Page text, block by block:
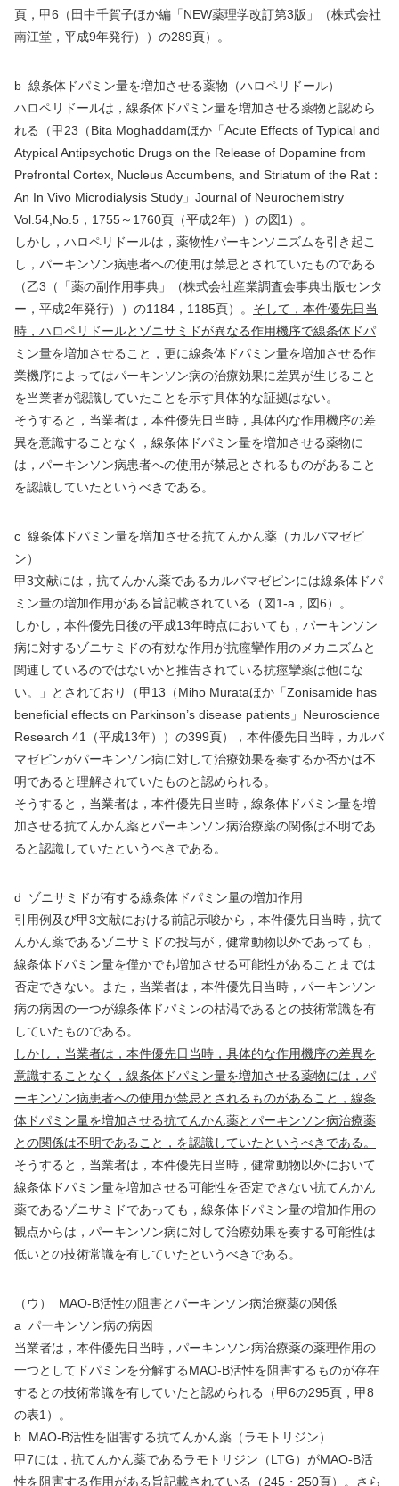
頁，甲6 （田中千賀子ほか編「NEW薬理学改訂第3版」（株式会社
南江堂，平成9年発行））の289頁）。
b 線条体ドパミン量を増加させる薬物（ハロペリドール）
ハロペリドールは，線条体ドパミン量を増加させる薬物と認めら
れる（甲23 （Bita Moghaddamほか「Acute Effects of Typical and
Atypical Antipsychotic Drugs on the Release of Dopamine from
Prefrontal Cortex, Nucleus Accumbens, and Striatum of the Rat ：
An In Vivo Microdialysis Study 」 Journal of Neurochemistry
Vol.54,No.5 ， 1755～ 1760頁（平成2年））の図1 ）。
しかし，ハロペリドールは，薬物性パーキンソニズムを引き起こ
し，パーキンソン病患者への使用は禁忌とされていたものである
（乙3 （「薬の副作用事典」（株式会社産業調査会事典出版センタ
ー，平成2年発行））の1184 ， 1185頁）。 そして，本件優先日当
時，ハロペリドールとゾニサミドが異なる作用機序で線条体ドパ
ミン量を増加させること， 更に線条体ドパミン量を増加させる作
業機序によってはパーキンソン病の治療効果に差異が生じること
を当業者が認識していたことを示す具体的な証拠はない。
そうすると，当業者は，本件優先日当時，具体的な作用機序の差
異を意識することなく，線条体ドパミン量を増加させる薬物に
は，パーキンソン病患者への使用が禁忌とされるものがあること
を認識していたというべきである。
c 線条体ドパミン量を増加させる抗てんかん薬（カルバマゼピ
ン）
甲3文献には，抗てんかん薬であるカルバマゼピンには線条体ドパ
ミン量の増加作用がある旨記載されている（図1-a ，図6）。
しかし，本件優先日後の平成13年時点においても，パーキンソン
病に対するゾニサミドの有効な作用が抗痙攣作用のメカニズムと
関連しているのではないかと推告されている抗痙攣薬は他にな
い。」とされており（甲13 （Miho Murataほか「Zonisamide has
beneficial effects on Parkinson’s disease patients 」 Neuroscience
Research 41
（平成13年））の399頁），本件優先日当時，カルバ
マゼピンがパーキンソン病に対して治療効果を奏するか否かは不
明であると理解されていたものと認められる。
そうすると，当業者は，本件優先日当時，線条体ドパミン量を増
加させる抗てんかん薬とパーキンソン病治療薬の関係は不明であ
ると認識していたというべきである。
d ゾニサミドが有する線条体ドパミン量の増加作用
引用例及び甲3文献における前記示唆から，本件優先日当時，抗て
んかん薬であるゾニサミドの投与が，健常動物以外であっても，
線条体ドパミン量を僅かでも増加させる可能性があることまでは
否定できない。また，当業者は，本件優先日当時，パーキンソン
病の病因の一つが線条体ドパミンの枯渇であるとの技術常識を有
していたものである。
しかし，当業者は，本件優先日当時，具体的な作用機序の差異を
意識することなく，線条体ドパミン量を増加させる薬物には，パ
ーキンソン病患者への使用が禁忌とされるものがあること，線条
体ドパミン量を増加させる抗てんかん薬とパーキンソン病治療薬
との関係は不明であること，を認識していたというべきである。
そうすると，当業者は，本件優先日当時，健常動物以外において
線条体ドパミン量を増加させる可能性を否定できない抗てんかん
薬であるゾニサミドであっても，線条体ドパミン量の増加作用の
観点からは，パーキンソン病に対して治療効果を奏する可能性は
低いとの技術常識を有していたというべきである。
（ウ） MAO-B活性の阻害とパーキンソン病治療薬の関係
a パーキンソン病の病因
当業者は，本件優先日当時，パーキンソン病治療薬の薬理作用の
一つとしてドパミンを分解するMAO-B活性を阻害するものが存在
するとの技術常識を有していたと認められる（甲6の295頁，甲8
の表1 ）。
b MAO-B活性を阻害する抗てんかん薬（ラモトリジン）
甲7には，抗てんかん薬であるラモトリジン（LTG）がMAO-B活
性を阻害する作用がある旨記載されている（245 ・ 250頁）。さら